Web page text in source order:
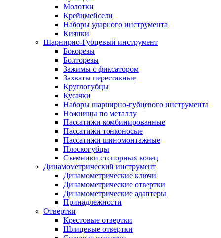
Молотки
Крейцмейсели
Наборы ударного инструмента
Киянки
Шарнирно-Губцевый инструмент
Бокорезы
Болторезы
Зажимы с фиксатором
Захваты переставные
Круглогубцы
Кусачки
Наборы шарнирно-губцевого инструмента
Ножницы по металлу
Пассатижи комбинированные
Пассатижи тонконосые
Пассатижи шиномонтажные
Плоскогубцы
Съемники стопорных колец
Динамометрический инструмент
Динамометрические ключи
Динамометрические отвертки
Динамометрические адаптеры
Принадлежности
Отвертки
Крестовые отвертки
Шлицевые отвертки